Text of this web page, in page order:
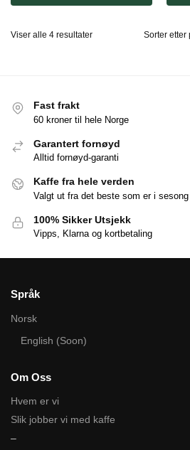
Viser alle 4 resultater
Fast frakt
60 kroner til hele Norge
Garantert fornøyd
Alltid fornøyd-garanti
Kaffe fra hele verden
Valgt ut fra det beste som er i sesong
100% Sikker Utsjekk
Vipps, Klarna og kortbetaling
Språk
Norsk
English (Soon)
Om Oss
Hvem er vi
Slik jobber vi med kaffe
–